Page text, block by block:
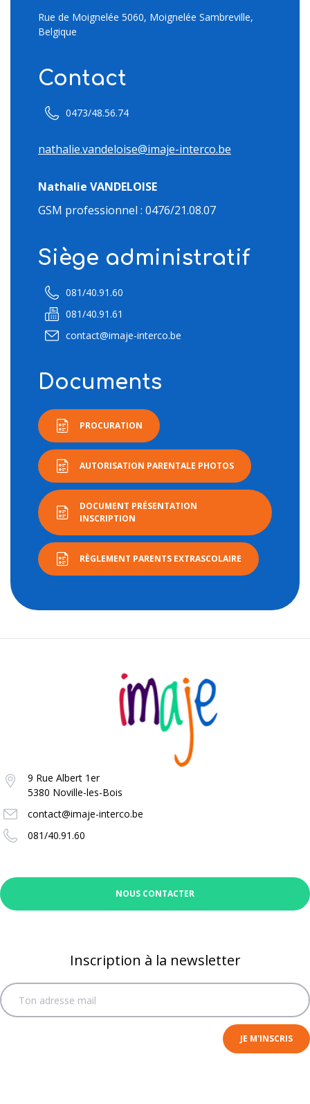
Rue de Moignelée 5060, Moignelée Sambreville,
Belgique
Contact
0473/48.56.74
nathalie.vandeloise@imaje-interco.be
Nathalie VANDELOISE
GSM professionnel : 0476/21.08.07
Siège administratif
081/40.91.60
081/40.91.61
contact@imaje-interco.be
Documents
PROCURATION
AUTORISATION PARENTALE PHOTOS
DOCUMENT PRÉSENTATION
INSCRIPTION
RÈGLEMENT PARENTS EXTRASCOLAIRE
9 Rue Albert 1er
5380 Noville-les-Bois
contact@imaje-interco.be
081/40.91.60
NOUS CONTACTER
Inscription à la newsletter